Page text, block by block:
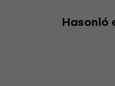
Hasonló